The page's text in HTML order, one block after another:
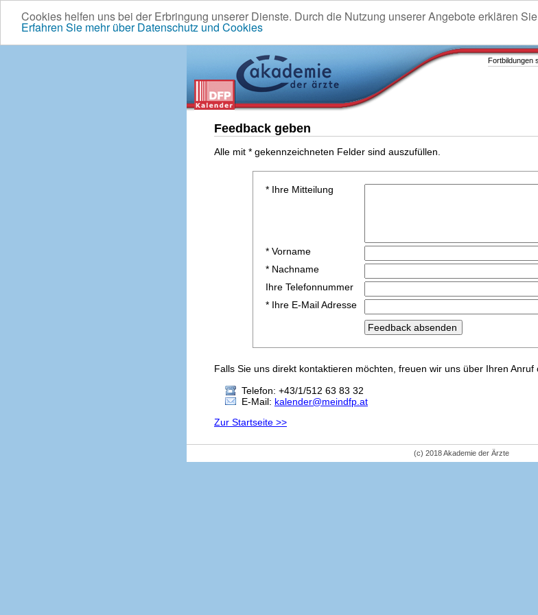
Cookies helfen uns bei der Erbringung unserer Dienste. Durch die Nutzung unserer Angebote erklären
Erfahren Sie mehr über Datenschutz und Cookies
Fortbildungen
Feedback geben
Alle mit * gekennzeichneten Felder sind auszufüllen.
* Ihre Mitteilung
* Vorname
* Nachname
Ihre Telefonnummer
* Ihre E-Mail Adresse
Falls Sie uns direkt kontaktieren möchten, freuen wir uns über Ihren Anruf
Telefon: +43/1/512 63 83 32
E-Mail: kalender@meindfp.at
Zur Startseite >>
(c) 2018 Akademie der Ärzte